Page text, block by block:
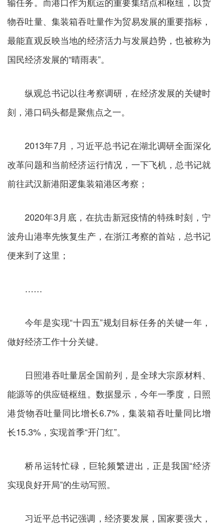
物吞吐量、集装箱吞吐量作为贸易发展的重要指标，
最能直观反映当地的经济活力与发展趋势，也被称为
国民经济发展的“晴雨表”。
纵观总书记以往考察调研，在经济发展的关键时
刻，港口码头都是聚焦点之一。
2013年7月，习近平总书记在湖北调研全面深化
改革问题和当前经济运行情况，一下飞机，总书记就
前往武汉新港阳逻集装箱港区考察；
2020年3月底，在抗击新冠疫情的特殊时刻，宁
波舟山港率先恢复生产，在浙江考察的首站，总书记
便来到了这里；
……
今年是实现“十四五”规划目标任务的关键一年，
做好经济工作十分关键。
日照港吞吐量居全国前列，是全球大宗原材料、
能源等的供应链枢纽。数据显示，今年一季度，日照
港货物吞吐量同比增长6.7%，集装箱吞吐量同比增
长15.3%，实现首季“开门红”。
桥吊运转忙碌，巨轮频繁进出，正是我国“经济
实现良好开局”的生动写照。
习近平总书记强调，经济要发展，国家要强大，